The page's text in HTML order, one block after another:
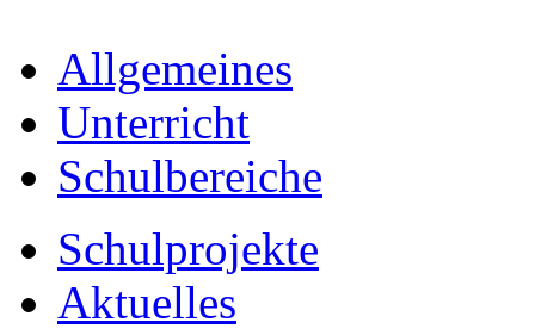
Allgemeines
Unterricht
Schulbereiche
Schulprojekte
Aktuelles